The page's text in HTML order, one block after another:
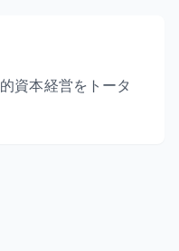
資本経営をトータ